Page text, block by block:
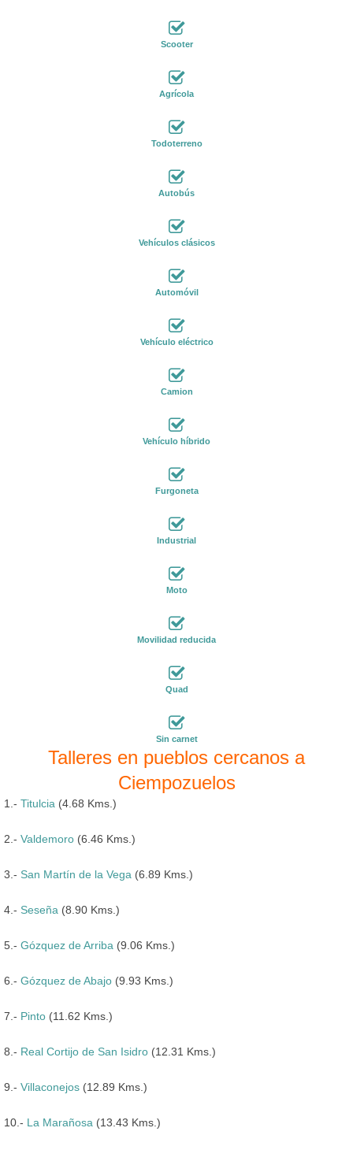
Scooter
Agrícola
Todoterreno
Autobús
Vehículos clásicos
Automóvil
Vehículo eléctrico
Camion
Vehículo híbrido
Furgoneta
Industrial
Moto
Movilidad reducida
Quad
Sin carnet
Talleres en pueblos cercanos a
Ciempozuelos
1.- Titulcia (4.68 Kms.)
2.- Valdemoro (6.46 Kms.)
3.- San Martín de la Vega (6.89 Kms.)
4.- Seseña (8.90 Kms.)
5.- Gózquez de Arriba (9.06 Kms.)
6.- Gózquez de Abajo (9.93 Kms.)
7.- Pinto (11.62 Kms.)
8.- Real Cortijo de San Isidro (12.31 Kms.)
9.- Villaconejos (12.89 Kms.)
10.- La Marañosa (13.43 Kms.)